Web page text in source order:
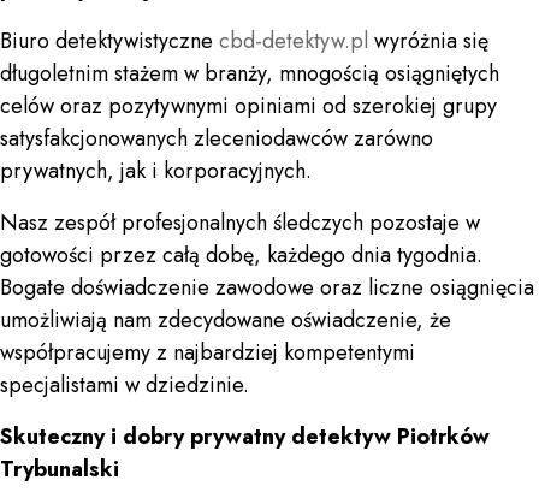
Biuro detektywistyczne cbd-detektyw.pl wyróżnia się
długoletnim stażem w branży, mnogością osiągniętych
celów oraz pozytywnymi opiniami od szerokiej grupy
satysfakcjonowanych zleceniodawców zarówno
prywatnych, jak i korporacyjnych.
Nasz zespół profesjonalnych śledczych pozostaje w
gotowości przez całą dobę, każdego dnia tygodnia.
Bogate doświadczenie zawodowe oraz liczne osiągnięcia
umożliwiają nam zdecydowane oświadczenie, że
współpracujemy z najbardziej kompetentymi
specjalistami w dziedzinie.
Skuteczny i dobry prywatny detektyw Piotrków
Trybunalski